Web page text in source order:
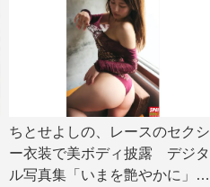
ちとせよしの、レースのセクシ
ー衣装で美ボディ披露 デジタ
ル写真集「いまを艶やかに」誌